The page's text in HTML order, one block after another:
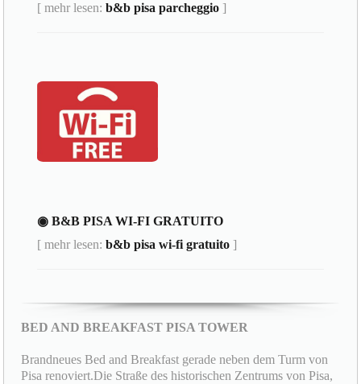
[ mehr lesen:b&b pisa parcheggio ]
◉ B&B PISA WI-FI GRATUITO
[ mehr lesen:b&b pisa wi-fi gratuito ]
BED AND BREAKFAST PISA TOWER
Brandneues Bed and Breakfast gerade neben dem Turm von
Pisa renoviert.Die Straße des historischen Zentrums von Pisa,